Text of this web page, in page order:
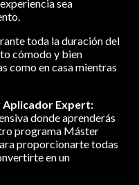
sea
toda la duración del
cómodo y bien
como en casa mientras
Aplicador Expert:
donde aprenderás
programa Máster
proporcionarte todas
en un